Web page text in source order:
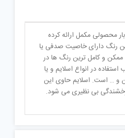
محصولی مکمل ارائه کرده
رنگ دارای خاصیت صدفی یا
ممکن و کامل ترین رنگ ها در
در انواع اسلایم و یا
و … است. اسلایم حاوی این
بی نظیری می شود.